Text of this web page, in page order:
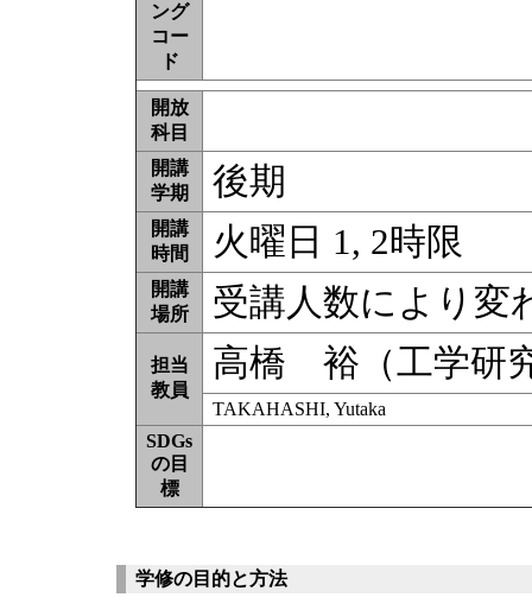
ング
コー
ド
開放
科目
開講
学期
後期
開講
時間
火曜日 1, 2時限
開講
場所
受講人数により変
担当
教員
高橋 裕（工学研
TAKAHASHI, Yutaka
SDGs
の目
標
学修の目的と方法